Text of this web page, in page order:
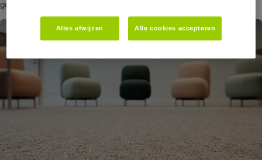
gekregen omdat het allergieën vermindert.
Alles afwijzen Alle cookies accepteren